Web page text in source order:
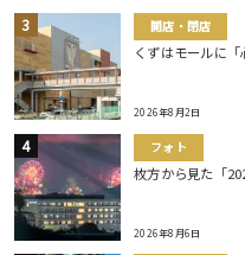
開店・閉店
くずはモールに
2026年8月2日
フォト
枚方から見た「
2026年8月6日